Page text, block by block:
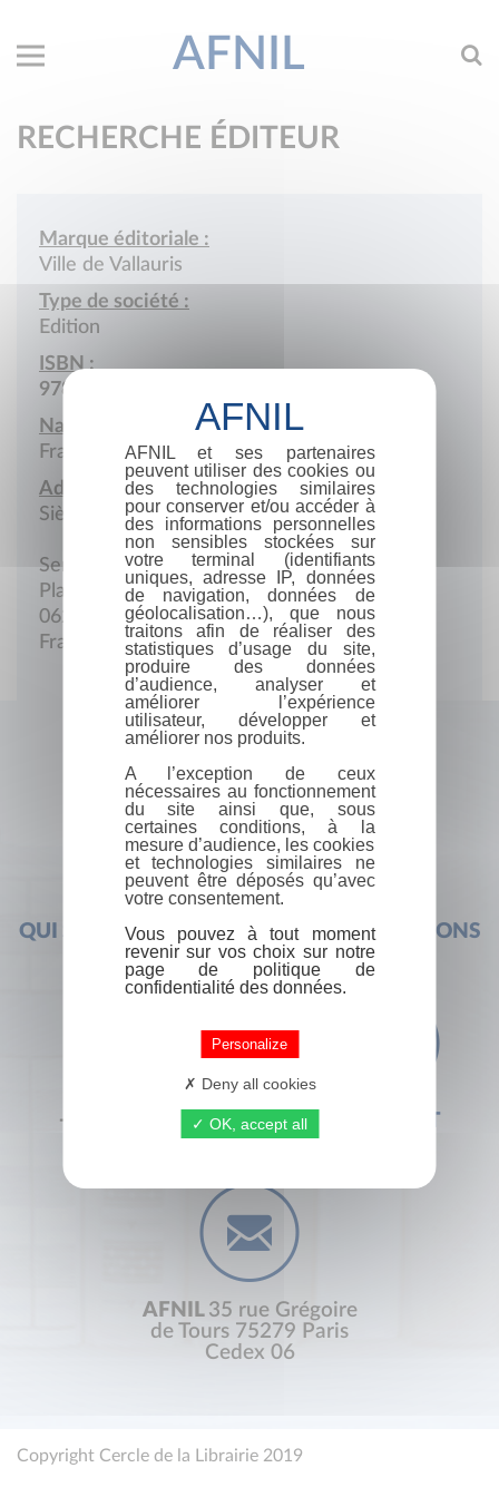
AFNIL
RECHERCHE ÉDITEUR
Marque éditoriale :
Ville de Vallauris
Type de société :
Edition
ISBN :
978-2-902158
Nationalité :
France
Adresse :
Siège social
Service culturel
Place du 24-Août-1944
06220 Vallauris
France
QUI SOMMES-NOUS ? FOIRE AUX QUESTIONS
+33 (0) 1 44 41 29 19 CONTACT
AFNIL 35 rue Grégoire
de Tours 75279 Paris
Cedex 06
Copyright Cercle de la Librairie 2019
AFNIL et ses partenaires
peuvent utiliser des cookies ou
des technologies similaires
pour conserver et/ou accéder à
des informations personnelles
non sensibles stockées sur
votre terminal (identifiants
uniques, adresse IP, données
de navigation, données de
géolocalisation…), que nous
traitons afin de réaliser des
statistiques d’usage du site,
produire des données
d’audience, analyser et
améliorer l’expérience
utilisateur, développer et
améliorer nos produits.
A l’exception de ceux
nécessaires au fonctionnement
du site ainsi que, sous
certaines conditions, à la
mesure d’audience, les cookies
et technologies similaires ne
peuvent être déposés qu’avec
votre consentement.
Vous pouvez à tout moment
revenir sur vos choix sur notre
page de politique de
confidentialité des données.
Personalize
Deny all cookies
OK, accept all